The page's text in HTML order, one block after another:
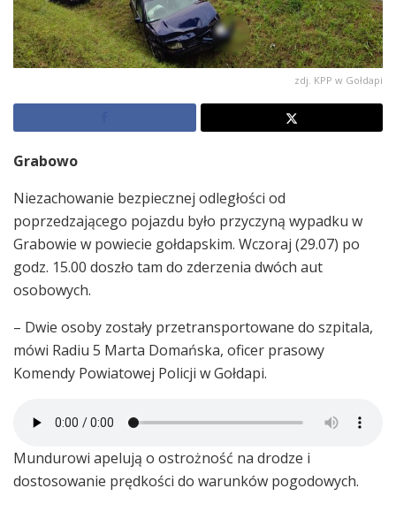
zdj. KPP w Gołdapi
Grabowo
Niezachowanie bezpiecznej odległości od
poprzedzającego pojazdu było przyczyną wypadku w
Grabowie w powiecie gołdapskim. Wczoraj (29.07) po
godz. 15.00 doszło tam do zderzenia dwóch aut
osobowych.
– Dwie osoby zostały przetransportowane do szpitala,
mówi Radiu 5 Marta Domańska, oficer prasowy
Komendy Powiatowej Policji w Gołdapi.
Mundurowi apelują o ostrożność na drodze i
dostosowanie prędkości do warunków pogodowych.